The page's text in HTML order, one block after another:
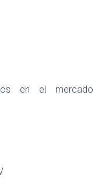
en el mercado